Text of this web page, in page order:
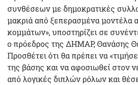
συνθέσεων με δημοκρατικές
μακριά από ξεπερασμένα μοντέλα
κομμάτων», υποστηρίζει σε
ο πρόεδρος της ΔΗΜΑΡ, Θανάσης
Προσθέτει ότι θα πρέπει να
της βάσης και να αφοσιωθεί στον
από λογικές διπλών ρόλων και